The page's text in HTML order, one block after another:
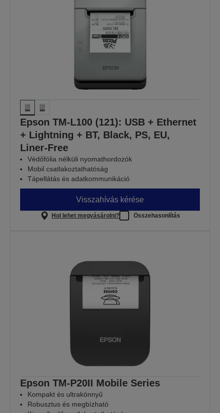
Epson TM-L100 (121): USB + Ethernet
+ Lightning + BT, Black, PS, EU,
Liner-Free
Védőfólia nélküli nyomathordozók
Mobil csatlakoztathatóság
Tápellátás és adatkommunikáció
Visszahívás kérése
Hol lehet megvásárolni? Összehasonlítás
Epson TM-P20II Mobile Series
Kompakt és ultrakönnyű
Robusztus és megbízható